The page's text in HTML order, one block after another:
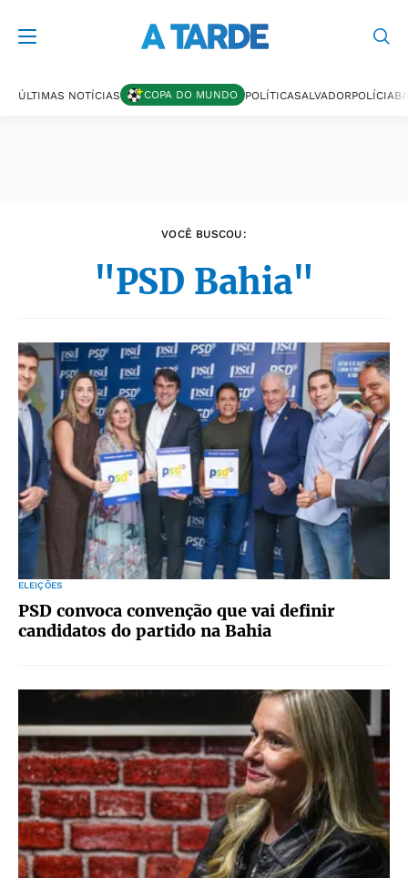
ÚLTIMAS NOTÍCIAS COPA DO MUNDO POLÍTICASALVADORPOLÍCIA
VOCÊ BUSCOU:
"PSD Bahia"
ELEIÇÕES
PSD convoca convenção que vai definir
candidatos do partido na Bahia